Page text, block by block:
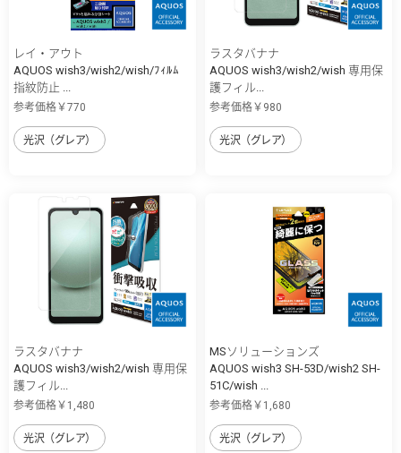
レイ・アウト
AQUOS wish3/wish2/wish/ﾌｨﾙﾑ
指紋防止 ...
参考価格￥770
光沢（グレア）
ラスタバナナ
AQUOS wish3/wish2/wish 専用保
護フィル...
参考価格￥980
光沢（グレア）
ラスタバナナ
AQUOS wish3/wish2/wish 専用保
護フィル...
参考価格￥1,480
光沢（グレア）
MSソリューションズ
AQUOS wish3 SH-53D/wish2 SH-
51C/wish ...
参考価格￥1,680
光沢（グレア）